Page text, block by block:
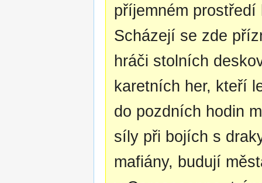
příjemném prostředí
Scházejí se zde
hráči stolních
karetních her, kteří
do pozdních hodin
síly při bojích s
mafiány, budují